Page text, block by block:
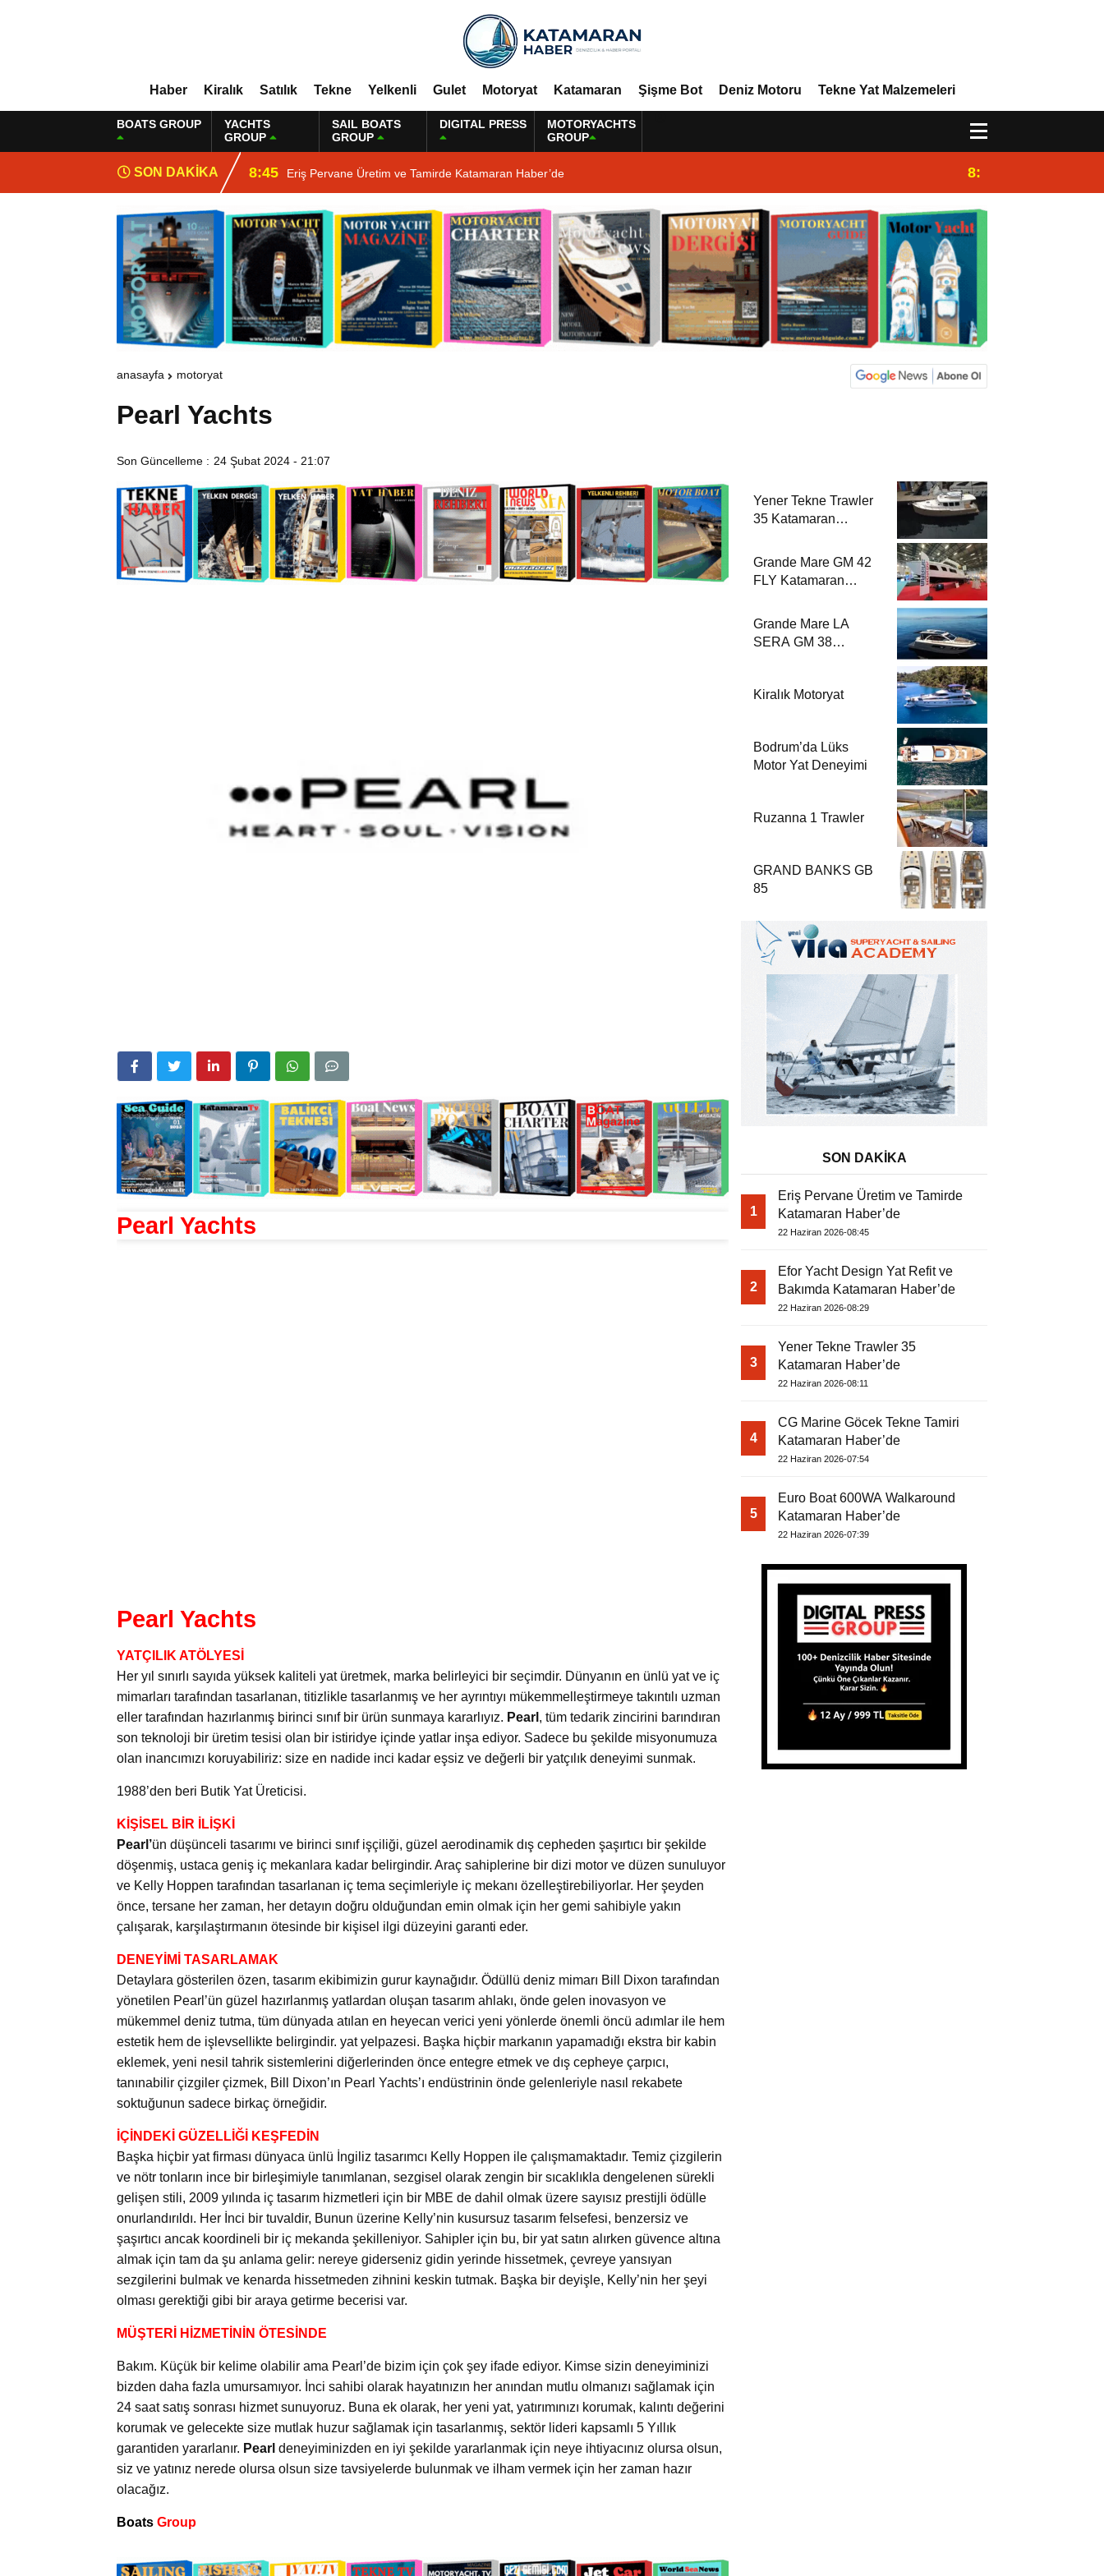
Haber Kiralık Satılık Tekne Yelkenli Gulet Motoryat Katamaran Şişme Bot Deniz Motoru Tekne Yat Malzemeleri
BOATS GROUP
YACHTS
GROUP
SAIL BOATS
GROUP
DIGITAL PRESS
MOTORYACHTS
GROUP
SON DAKİKA 8:45 Eriş Pervane Üretim ve Tamirde Katamaran Haber’de 8:29
anasayfa motoryat
Pearl Yachts
Son Güncelleme : 24 Şubat 2024 - 21:07
Pearl Yachts
Pearl Yachts
YATÇILIK ATÖLYESİ
Her yıl sınırlı sayıda yüksek kaliteli yat üretmek, marka belirleyici bir seçimdir. Dünyanın en ünlü yat ve iç
mimarları tarafından tasarlanan, titizlikle tasarlanmış ve her ayrıntıyı mükemmelleştirmeye takıntılı uzman
eller tarafından hazırlanmış birinci sınıf bir ürün sunmaya kararlıyız. Pearl , tüm tedarik zincirini barındıran
son teknoloji bir üretim tesisi olan bir istiridye içinde yatlar inşa ediyor. Sadece bu şekilde misyonumuza
olan inancımızı koruyabiliriz: size en nadide inci kadar eşsiz ve değerli bir yatçılık deneyimi sunmak.
1988’den beri Butik Yat Üreticisi.
KİŞİSEL BİR İLİŞKİ
Pearl’ün düşünceli tasarımı ve birinci sınıf işçiliği, güzel aerodinamik dış cepheden şaşırtıcı bir şekilde
döşenmiş, ustaca geniş iç mekanlara kadar belirgindir. Araç sahiplerine bir dizi motor ve düzen sunuluyor
ve Kelly Hoppen tarafından tasarlanan iç tema seçimleriyle iç mekanı özelleştirebiliyorlar. Her şeyden
önce, tersane her zaman, her detayın doğru olduğundan emin olmak için her gemi sahibiyle yakın
çalışarak, karşılaştırmanın ötesinde bir kişisel ilgi düzeyini garanti eder.
DENEYİMİ TASARLAMAK
Detaylara gösterilen özen, tasarım ekibimizin gurur kaynağıdır. Ödüllü deniz mimarı Bill Dixon tarafından
yönetilen Pearl’ün güzel hazırlanmış yatlardan oluşan tasarım ahlakı, önde gelen inovasyon ve
mükemmel deniz tutma, tüm dünyada atılan en heyecan verici yeni yönlerde önemli öncü adımlar ile hem
estetik hem de işlevsellikte belirgindir. yat yelpazesi. Başka hiçbir markanın yapamadığı ekstra bir kabin
eklemek, yeni nesil tahrik sistemlerini diğerlerinden önce entegre etmek ve dış cepheye çarpıcı,
tanınabilir çizgiler çizmek, Bill Dixon’ın Pearl Yachts’ı endüstrinin önde gelenleriyle nasıl rekabete
soktuğunun sadece birkaç örneğidir.
İÇİNDEKİ GÜZELLİĞİ KEŞFEDİN
Başka hiçbir yat firması dünyaca ünlü İngiliz tasarımcı Kelly Hoppen ile çalışmamaktadır. Temiz çizgilerin
ve nötr tonların ince bir birleşimiyle tanımlanan, sezgisel olarak zengin bir sıcaklıkla dengelenen sürekli
gelişen stili, 2009 yılında iç tasarım hizmetleri için bir MBE de dahil olmak üzere sayısız prestijli ödülle
onurlandırıldı. Her İnci bir tuvaldir, Bunun üzerine Kelly’nin kusursuz tasarım felsefesi, benzersiz ve
şaşırtıcı ancak koordineli bir iç mekanda şekilleniyor. Sahipler için bu, bir yat satın alırken güvence altına
almak için tam da şu anlama gelir: nereye giderseniz gidin yerinde hissetmek, çevreye yansıyan
sezgilerini bulmak ve kenarda hissetmeden zihnini keskin tutmak. Başka bir deyişle, Kelly’nin her şeyi
olması gerektiği gibi bir araya getirme becerisi var.
MÜŞTERİ HİZMETİNİN ÖTESİNDE
Bakım. Küçük bir kelime olabilir ama Pearl’de bizim için çok şey ifade ediyor. Kimse sizin deneyiminizi
bizden daha fazla umursamıyor. İnci sahibi olarak hayatınızın her anından mutlu olmanızı sağlamak için
24 saat satış sonrası hizmet sunuyoruz. Buna ek olarak, her yeni yat, yatırımınızı korumak, kalıntı değerini
korumak ve gelecekte size mutlak huzur sağlamak için tasarlanmış, sektör lideri kapsamlı 5 Yıllık
garantiden yararlanır. Pearl deneyiminizden en iyi şekilde yararlanmak için neye ihtiyacınız olursa olsun,
siz ve yatınız nerede olursa olsun size tavsiyelerde bulunmak ve ilham vermek için her zaman hazır
olacağız.
Boats Group
Yener Tekne Trawler
35 Katamaran
Grande Mare GM 42
FLY Katamaran
Grande Mare LA
SERA GM 38
Kiralık Motoryat
Bodrum’da Lüks
Motor Yat Deneyimi
Ruzanna 1 Trawler
GRAND BANKS GB
85
SON DAKİKA
1
Eriş Pervane Üretim ve Tamirde
Katamaran Haber’de
22 Haziran 2026-08:45
2
Efor Yacht Design Yat Refit ve
Bakımda Katamaran Haber’de
22 Haziran 2026-08:29
3
Yener Tekne Trawler 35
Katamaran Haber’de
22 Haziran 2026-08:11
4
CG Marine Göcek Tekne Tamiri
Katamaran Haber’de
22 Haziran 2026-07:54
5
Euro Boat 600WA Walkaround
Katamaran Haber’de
22 Haziran 2026-07:39